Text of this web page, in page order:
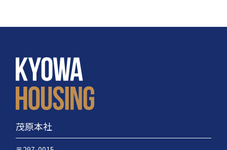
茂原本社